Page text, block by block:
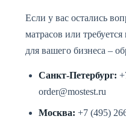
Если у вас остались
матрасов или
для вашего бизнеса –
Санкт-Петербург:
order@mostest.ru
Москва: +7 (495)